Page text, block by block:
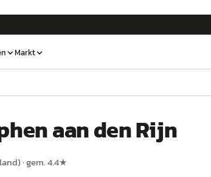
Markt
aan den Rijn
)· gem.4.4★